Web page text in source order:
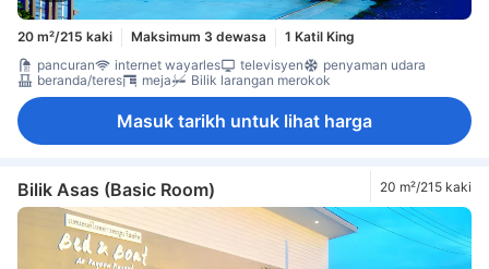
20 m²/215 kaki Maksimum 3 dewasa
1 Katil King
pancuran
internet wayarles televisyen
penyaman udara
beranda/teres
meja Bilik larangan merokok
Masuk tarikh untuk lihat harga
Bilik Asas (Basic Room) 20 m²/215 kaki